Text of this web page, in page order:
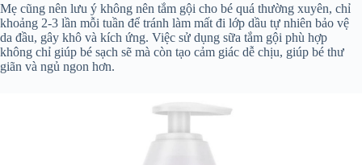
Mẹ cũng nên lưu ý không nên tắm gội cho bé quá thường xuyên, chỉ
khoảng 2-3 lần mỗi tuần để tránh làm mất đi lớp dầu tự nhiên bảo vệ
da đầu, gây khô và kích ứng. Việc sử dụng sữa tắm gội phù hợp
không chỉ giúp bé sạch sẽ mà còn tạo cảm giác dễ chịu, giúp bé thư
giãn và ngủ ngon hơn.